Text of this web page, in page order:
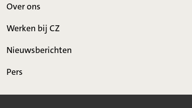
Over ons
Werken bij CZ
Nieuwsberichten
Pers